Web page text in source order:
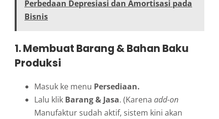
Perbedaan Depresiasi dan Amortisasi pada
Bisnis
1. Membuat Barang & Bahan Baku
Produksi
Masuk ke menu Persediaan.
Lalu klik Barang & Jasa. (Karena add-on
Manufaktur sudah aktif, sistem kini akan